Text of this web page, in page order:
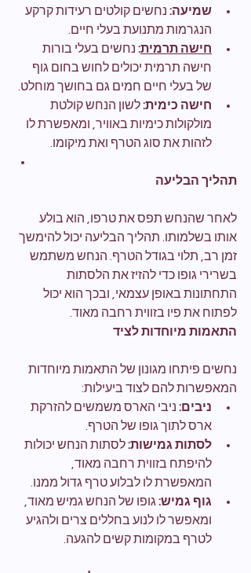
שמיעה: נחשים קולטים רעידות קרקע
הנגרמות מתנועת בעלי חיים.
חישה תרמית: נחשים בעלי בורות
חישה תרמית יכולים לחוש בחום גוף
של בעלי חיים חמים גם בחושך מוחלט.
חישה כימית: לשון הנחש קולטת
מולקולות כימיות באוויר, ומאפשרת לו
לזהות את סוג הטרף ואת מיקומו.
תהליך הבליעה
לאחר שהנחש תפס את טרפו, הוא בולע
אותו בשלמותו. תהליך הבליעה יכול להימשך
זמן רב, תלוי בגודל הטרף. הנחש משתמש
בשרירי גופו כדי להזיז את הלסתות
התחתונות באופן עצמאי, ובכך הוא יכול
לפתוח את פיו בזווית רחבה מאוד.
התאמות מיוחדות לציד
נחשים פיתחו מגונון של התאמות מיוחדות
המאפשרות להם לצוד ביעילות:
ניבים: ניבי הארס משמשים להזרקת
ארס לתוך גופו של הטרף.
לסתות גמישות: לסתות הנחש יכולות
להיפתח בזווית רחבה מאוד,
המאפשרת לו לבלוע טרף גדול ממנו.
גוף גמיש: גופו של הנחש גמיש מאוד,
ומאפשר לו לנוע בחללים צרים ולהגיע
לטרף במקומות קשים להגעה.